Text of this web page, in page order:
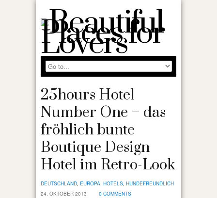
25hours Hotel
Number One – das
fröhlich bunte
Boutique Design
Hotel im Retro-Look
DEUTSCHLAND, EUROPA, HOTELS, HUNDEFREUNDLICH
24. OKTOBER 2013
0 COMMENTS